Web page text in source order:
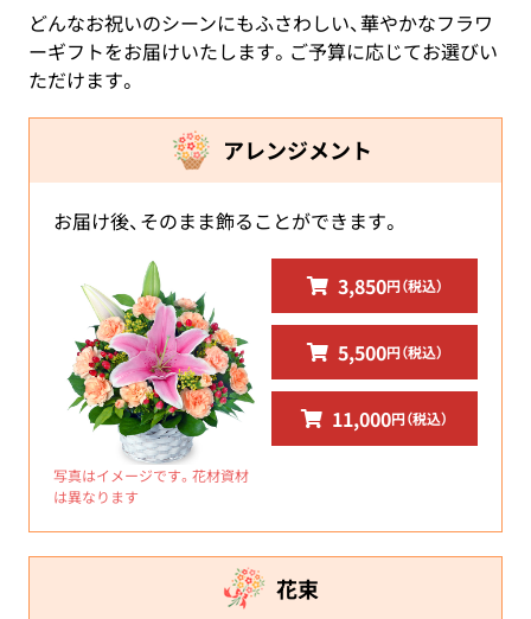
どんなお祝いのシーンにもふさわしい、華やかなフラワ
ーギフトをお届けいたします。ご予算に応じてお選びい
ただけます。
アレンジメント
お届け後、そのまま飾ることができます。
写真はイメージです。花材資材
は異なります
3,850円（税込）
5,500円（税込）
11,000円（税込）
花束